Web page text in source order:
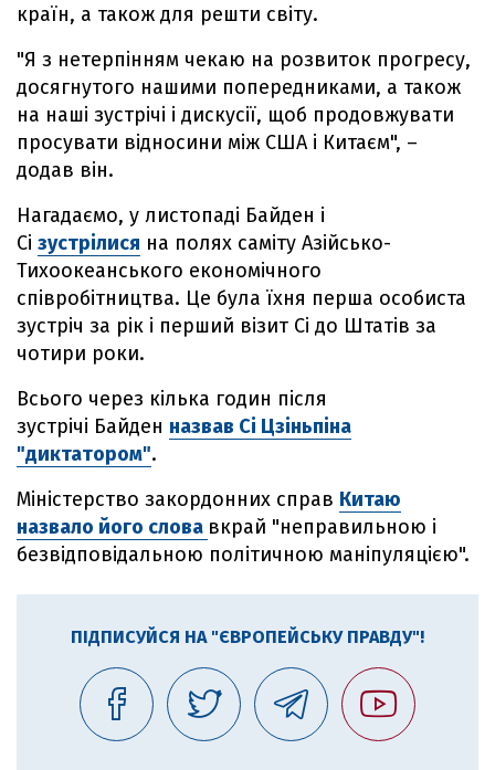
країн, а також для решти світу.
"Я з нетерпінням чекаю на розвиток прогресу,
досягнутого нашими попередниками, а також
на наші зустрічі і дискусії, щоб продовжувати
просувати відносини між США і Китаєм", –
додав він.
Нагадаємо, у листопаді Байден і
Сі зустрілися на полях саміту Азійсько-
Тихоокеанського економічного
співробітництва. Це була їхня перша особиста
зустріч за рік і перший візит Сі до Штатів за
чотири роки.
Всього через кілька годин після
зустрічі Байден назвав Сі Цзіньпіна
"диктатором".
Міністерство закордонних справ Китаю
назвало його слова вкрай "неправильною і
безвідповідальною політичною маніпуляцією".
ПІДПИСУЙСЯ НА "ЄВРОПЕЙСЬКУ ПРАВДУ"!